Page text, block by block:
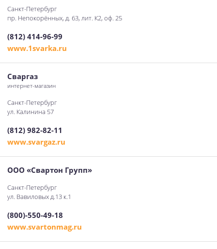
Санкт-Петербург
пр. Непокорённых, д. 63, лит. К2, оф. 25
(812) 414-96-99
www.1svarka.ru
Сваргаз
интернет-магазин
Санкт-Петербург
ул. Калинина 57
(812) 982-82-11
www.svargaz.ru
ООО «Свартон Групп»
Санкт-Петербург
ул. Вавиловых д.13 к.1
(800)-550-49-18
www.svartonmag.ru